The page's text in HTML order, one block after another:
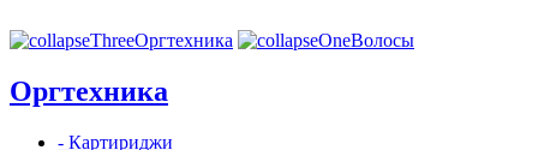
Оргтехника Волосы
Оргтехника
- Картириджи